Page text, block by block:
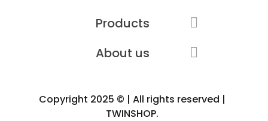
Products 
About us 
Copyright 2025 © | All rights reserved |
TWINSHOP.